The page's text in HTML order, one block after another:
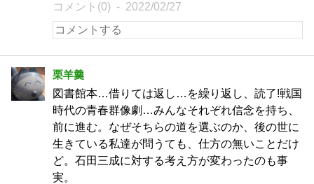
コメント(0) 2022/02/27
栗羊羹
図書館本…借りては返し…を繰り返し、読了!戦国
時代の青春群像劇…みんなそれぞれ信念を持ち、
前に進む。なぜそちらの道を選ぶのか、後の世に
生きている私達が問うても、仕方の無いことだけ
ど。石田三成に対する考え方が変わったのも事
実。